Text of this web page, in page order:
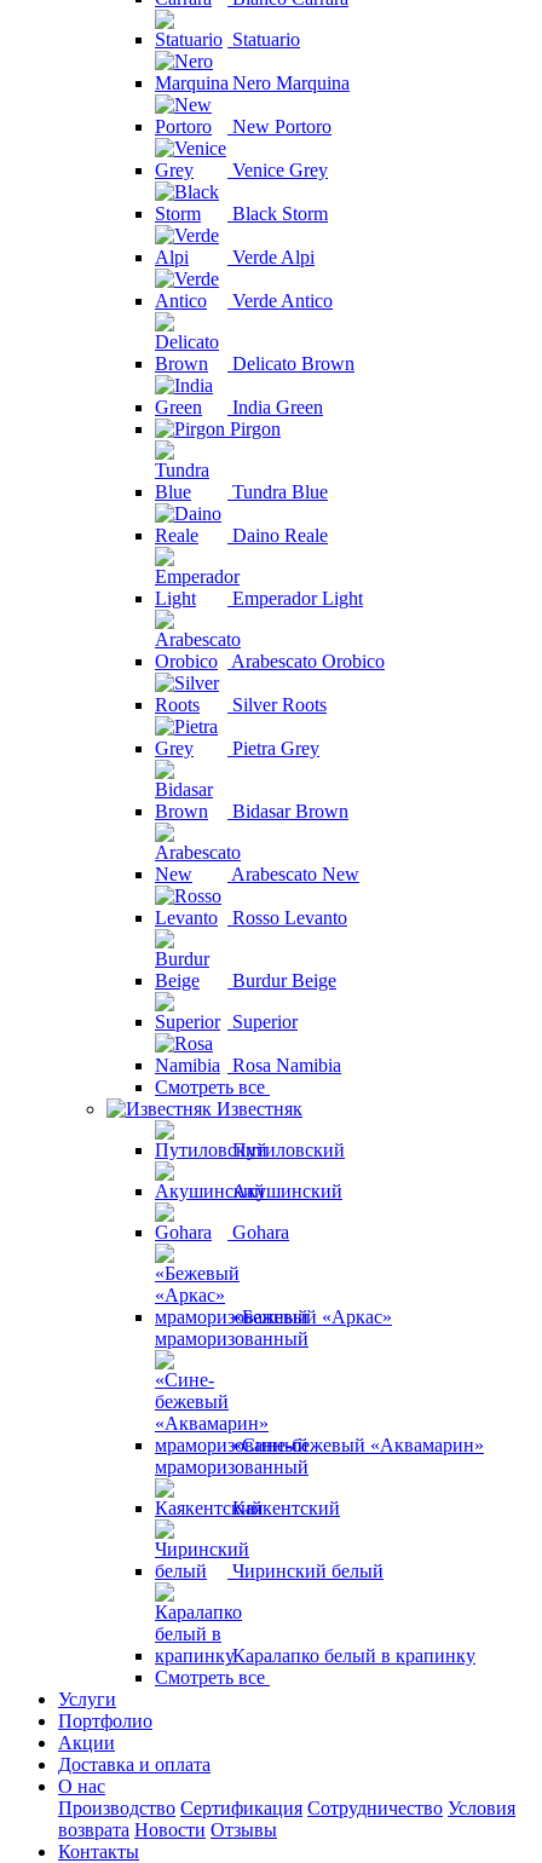
Statuario
Nero Marquina
New Portoro
Venice Grey
Black Storm
Verde Alpi
Verde Antico
Delicato Brown
India Green
Pirgon
Tundra Blue
Daino Reale
Emperador Light
Arabescato Orobico
Silver Roots
Pietra Grey
Bidasar Brown
Arabescato New
Rosso Levanto
Burdur Beige
Superior
Rosa Namibia
Смотреть все
Известняк
Путиловский
Акушинский
Gohara
«Бежевый «Аркас»
мраморизованный
«Сине-бежевый «Аквамарин»
мраморизованный
Каякентский
Чиринский белый
Каралапко белый в крапинку
Смотреть все
Услуги
Портфолио
Акции
Доставка и оплата
О нас
Производство Сертификация Сотрудничество Условия
возврата Новости Отзывы
Контакты